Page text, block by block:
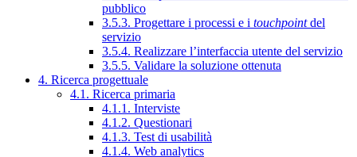
pubblico
3.5.3. Progettare i processi e i touchpointdel
servizio
3.5.4. Realizzare l’interfaccia utente del servizio
3.5.5. Validare la soluzione ottenuta
4. Ricerca progettuale
4.1. Ricerca primaria
4.1.1. Interviste
4.1.2. Questionari
4.1.3. Test di usabilità
4.1.4. Web analytics